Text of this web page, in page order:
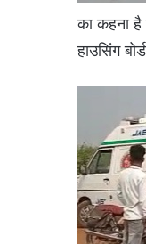
का कहना
हाउसिंग